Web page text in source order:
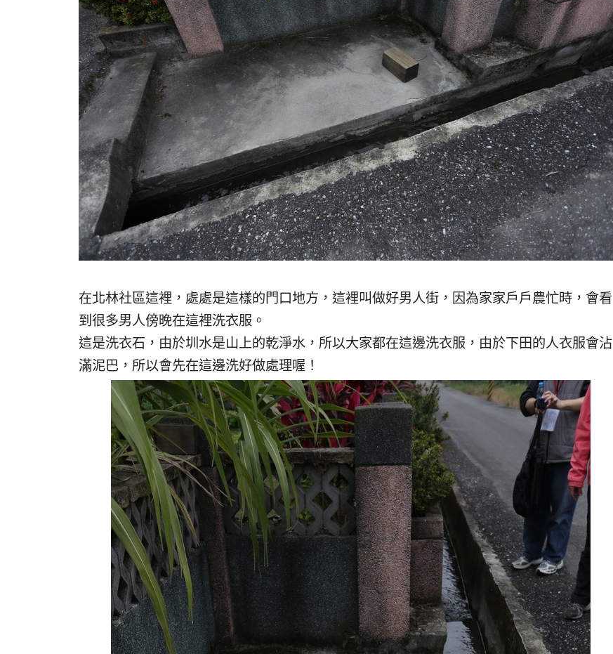
在北林社區這裡，處處是這樣的門口地方，這裡叫做好男人街，因為家家戶戶農忙時，會看
到很多男人傍晚在這裡洗衣服。
這是洗衣石，由於圳水是山上的乾淨水，所以大家都在這邊洗衣服，由於下田的人衣服會沾
滿泥巴，所以會先在這邊洗好做處理喔！